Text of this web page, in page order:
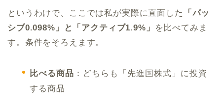
というわけで、ここでは私が実際に直面した
「パッ
シブ0.098%」と「アクティブ1.9%」
を比べてみま
す。条件をそろえます。
比べる商品 ：どちらも「先進国株式」に投資
する商品